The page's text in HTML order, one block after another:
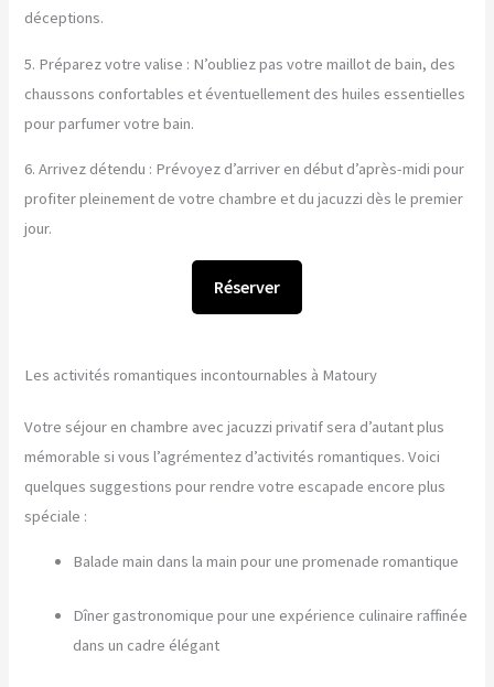
déceptions.
5. Préparez votre valise : N’oubliez pas votre maillot de bain, des
chaussons confortables et éventuellement des huiles essentielles
pour parfumer votre bain.
6. Arrivez détendu : Prévoyez d’arriver en début d’après-midi pour
profiter pleinement de votre chambre et du jacuzzi dès le premier
jour.
Réserver
Les activités romantiques incontournables à Matoury
Votre séjour en chambre avec jacuzzi privatif sera d’autant plus
mémorable si vous l’agrémentez d’activités romantiques. Voici
quelques suggestions pour rendre votre escapade encore plus
spéciale :
Balade main dans la main pour une promenade romantique
Dîner gastronomique pour une expérience culinaire raffinée
dans un cadre élégant